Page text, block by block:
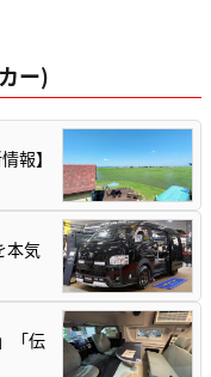
ー)
報】
本気
「伝